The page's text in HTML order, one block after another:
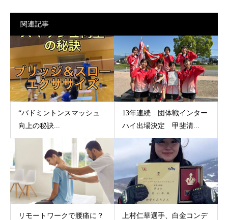
関連記事
“バドミントンスマッシュ
向上の秘訣...
13年連続 団体戦インター
ハイ出場決定 甲斐清...
リモートワークで腰痛に？
上村仁華選手、白金コンデ